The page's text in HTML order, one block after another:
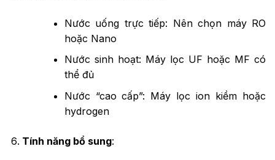
Nước uống trực tiếp: Nên chọn máy RO
hoặc Nano
Nước sinh hoạt: Máy lọc UF hoặc MF có
thể đủ
Nước “cao cấp”: Máy lọc ion kiềm hoặc
hydrogen
Tính năng bổ sung: